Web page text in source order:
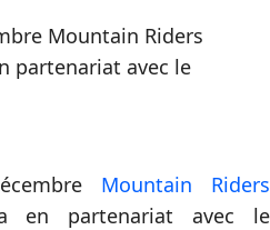
Mountain Riders
partenariat avec le
Mountain Riders
en partenariat avec le